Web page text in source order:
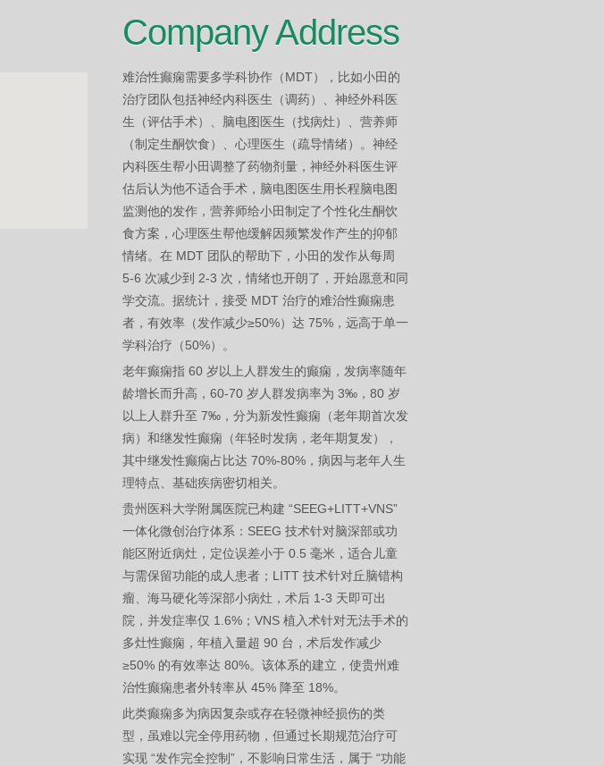
Company Address
难治性癫痫需要多学科协作（MDT），比如小田的
治疗团队包括神经内科医生（调药）、神经外科医
生（评估手术）、脑电图医生（找病灶）、营养师
（制定生酮饮食）、心理医生（疏导情绪）。神经
内科医生帮小田调整了药物剂量，神经外科医生评
估后认为他不适合手术，脑电图医生用长程脑电图
监测他的发作，营养师给小田制定了个性化生酮饮
食方案，心理医生帮他缓解因频繁发作产生的抑郁
情绪。在 MDT 团队的帮助下，小田的发作从每周
5-6 次减少到 2-3 次，情绪也开朗了，开始愿意和同
学交流。据统计，接受 MDT 治疗的难治性癫痫患
者，有效率（发作减少≥50%）达 75%，远高于单一
学科治疗（50%）。
老年癫痫指 60 岁以上人群发生的癫痫，发病率随年
龄增长而升高，60-70 岁人群发病率为 3‰，80 岁
以上人群升至 7‰，分为新发性癫痫（老年期首次发
病）和继发性癫痫（年轻时发病，老年期复发），
其中继发性癫痫占比达 70%-80%，病因与老年人生
理特点、基础疾病密切相关。
贵州医科大学附属医院已构建 “SEEG+LITT+VNS”
一体化微创治疗体系：SEEG 技术针对脑深部或功
能区附近病灶，定位误差小于 0.5 毫米，适合儿童
与需保留功能的成人患者；LITT 技术针对丘脑错构
瘤、海马硬化等深部小病灶，术后 1-3 天即可出
院，并发症率仅 1.6%；VNS 植入术针对无法手术的
多灶性癫痫，年植入量超 90 台，术后发作减少
≥50% 的有效率达 80%。该体系的建立，使贵州难
治性癫痫患者外转率从 45% 降至 18%。
此类癫痫多为病因复杂或存在轻微神经损伤的类
型，虽难以完全停用药物，但通过长期规范治疗可
实现 “发作完全控制”，不影响日常生活，属于 “功能